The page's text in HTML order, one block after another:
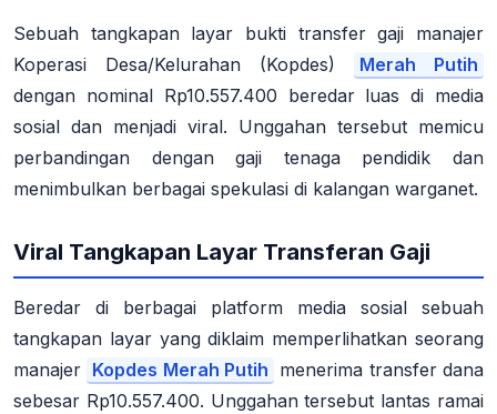
Sebuah tangkapan layar bukti transfer gaji manajer
Koperasi Desa/Kelurahan (Kopdes)
Merah Putih
dengan nominal Rp10.557.400 beredar luas di media
sosial dan menjadi viral. Unggahan tersebut memicu
perbandingan dengan gaji tenaga pendidik dan
menimbulkan berbagai spekulasi di kalangan warganet.
Viral Tangkapan Layar Transferan Gaji
Beredar di berbagai platform media sosial sebuah
tangkapan layar yang diklaim memperlihatkan seorang
manajer Kopdes Merah Putih menerima transfer dana
sebesar Rp10.557.400. Unggahan tersebut lantas ramai